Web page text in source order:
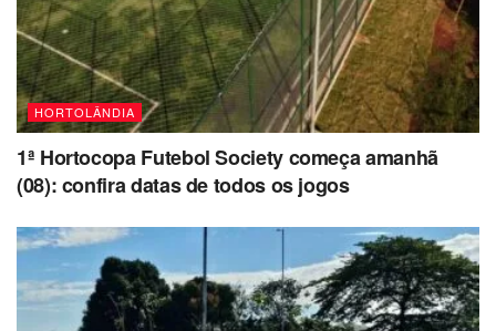
HORTOLÂNDIA
1ª Hortocopa Futebol Society começa amanhã
(08): confira datas de todos os jogos